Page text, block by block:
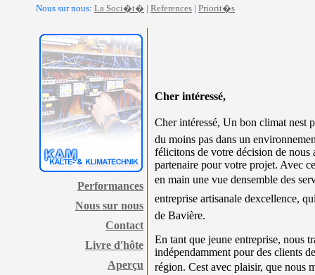
Nous sur nous: La Soci�t� | References | Priorit�s
Performances
Nous sur nous
Contact
Livre d'hôte
Aperçu
Cher intéressé,
Cher intéressé, Un bon climat nest
du moins pas dans un
félicitons de votre décision de nous
partenaire pour votre projet. Avec
en main une vue densemble des
entreprise artisanale dexcellence,
de Bavière.
En tant que jeune entreprise, nous
indépendamment pour des clients
région. Cest avec plaisir, que nous